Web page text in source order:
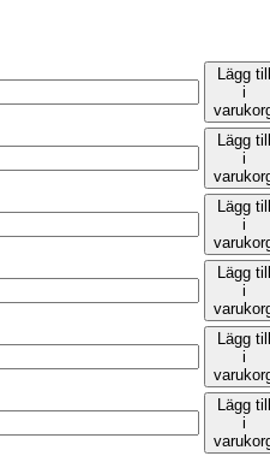
Lägg till
i
Lägg till
i
Lägg till
i
Lägg till
i
Lägg till
i
Lägg till
i